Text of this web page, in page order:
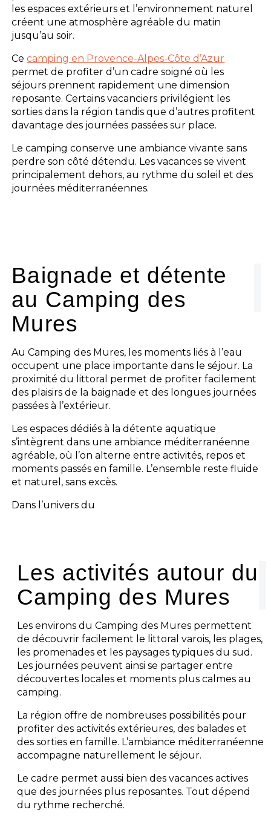
les espaces extérieurs et l’environnement naturel
créent une atmosphère agréable du matin
jusqu’au soir.
Cecamping en Provence-Alpes-Côte d’Azur
permet de profiter d’un cadre soigné où les
séjours prennent rapidement une dimension
reposante. Certains vacanciers privilégient les
sorties dans la région tandis que d’autres profitent
davantage des journées passées sur place.
Le camping conserve une ambiance vivante sans
perdre son côté détendu. Les vacances se vivent
principalement dehors, au rythme du soleil et des
journées méditerranéennes.
Baignade et détente
au Camping des
Mures
Au Camping des Mures, les moments liés à l’eau
occupent une place importante dans le séjour. La
proximité du littoral permet de profiter facilement
des plaisirs de la baignade et des longues journées
passées à l’extérieur.
Les espaces dédiés à la détente aquatique
s’intègrent dans une ambiance méditerranéenne
agréable, où l’on alterne entre activités, repos et
moments passés en famille. L’ensemble reste fluide
et naturel, sans excès.
Dans l’univers du
Les activités autour du
Camping des Mures
Les environs du Camping des Mures permettent
de découvrir facilement le littoral varois, les plages,
les promenades et les paysages typiques du sud.
Les journées peuvent ainsi se partager entre
découvertes locales et moments plus calmes au
camping.
La région offre de nombreuses possibilités pour
profiter des activités extérieures, des balades et
des sorties en famille. L’ambiance méditerranéenne
accompagne naturellement le séjour.
Le cadre permet aussi bien des vacances actives
que des journées plus reposantes. Tout dépend
du rythme recherché.